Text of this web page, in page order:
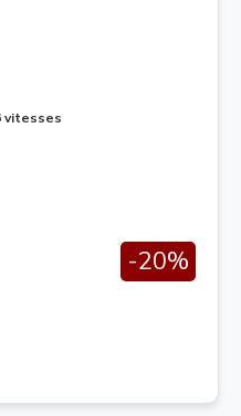
vitesses
-20%